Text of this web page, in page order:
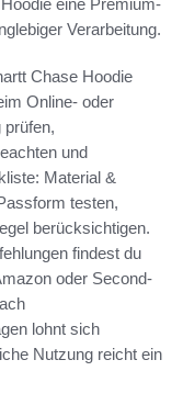
Verarbeitung.
Chase Hoodie
Online- oder
prüfen,
und
Material &
testen,
berücksichtigen.
findest du
oder Second-
lohnt sich
Nutzung reicht ein